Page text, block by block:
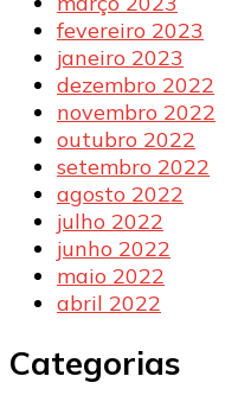
fevereiro 2023
janeiro 2023
dezembro 2022
novembro 2022
outubro 2022
setembro 2022
agosto 2022
julho 2022
junho 2022
maio 2022
abril 2022
Categorias